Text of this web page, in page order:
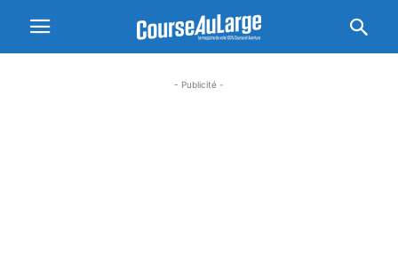
- Publicité -